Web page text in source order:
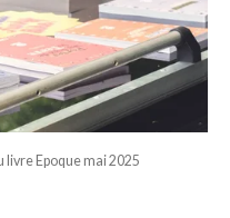
livre Epoque mai 2025